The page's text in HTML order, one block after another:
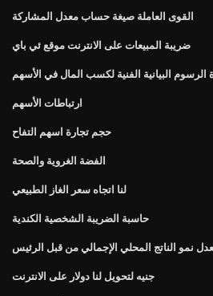
القوى العاملة صيغة حساب معدل المشاركة
ضريبة المبيعات على الانترنت موقع ئي باي
الرسوم البيانية الفنية لكسب المال في الأسهم
ارتباطات الأسهم
حجم تجارة اسهم التفاح
الفضة الغروية والصحة
لنا اتجاه سعر الغاز الطبيعي
حاسبة الضريبة الشخصية الكندية
نمو الناتج المحلي الإجمالي من قبل الرئيس
جنيه لتحويل لنا دولار على الانترنت